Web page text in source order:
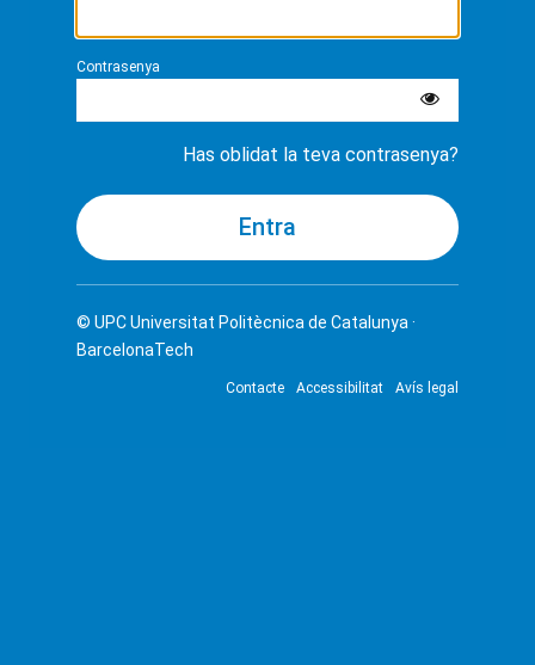
Contrasenya
Has oblidat la teva contrasenya?
© UPCUniversitat Politècnica de Catalunya ·
BarcelonaTech
Contacte Accessibilitat Avís legal